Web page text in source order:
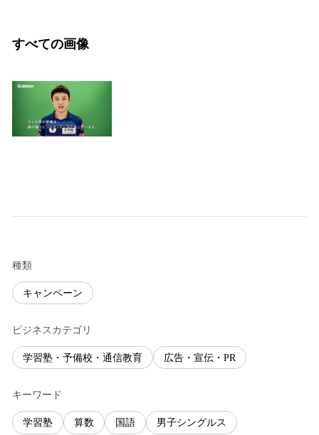
すべての画像
種類
キャンペーン
ビジネスカテゴリ
学習塾・予備校・通信教育 広告・宣伝・PR
キーワード
学習塾 算数 国語 男子シングルス